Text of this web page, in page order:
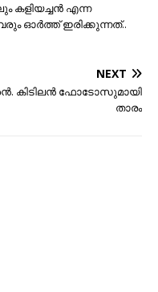
കളിയച്ചന്‍ എന്ന
ഓര്‍ത്ത് ഇരിക്കുന്നത്..
NEXT
കിടിലന്‍ ഫോടോസുമായി
താരം